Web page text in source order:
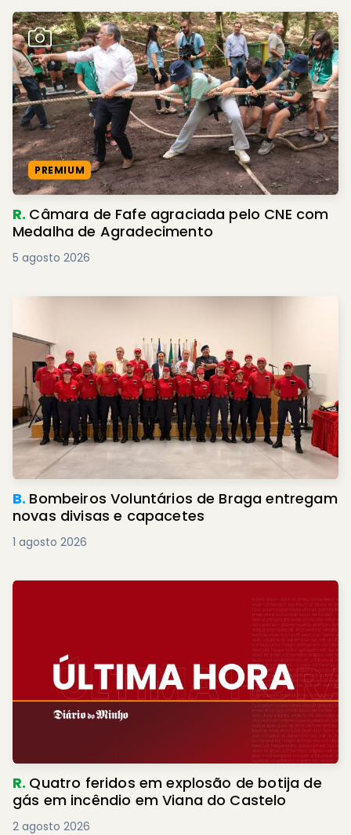
PREMIUM
R. Câmara de Fafe agraciada pelo CNE com
Medalha de Agradecimento
5 agosto 2026
B. Bombeiros Voluntários de Braga entregam
novas divisas e capacetes
1 agosto 2026
R. Quatro feridos em explosão de botija de
gás em incêndio em Viana do Castelo
2 agosto 2026